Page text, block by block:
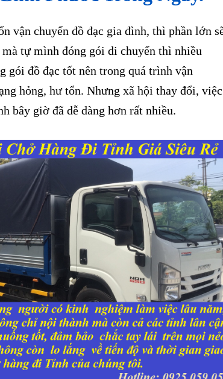
vận chuyển đồ đạc gia đình, thì phần lớn
tự mình đóng gói di chuyển thì nhiều
gói đồ đạc tốt nên trong quá trình vận
hỏng, hư tổn. Nhưng xã hội thay đổi, việc
bây giờ đã dễ dàng hơn rất nhiều.